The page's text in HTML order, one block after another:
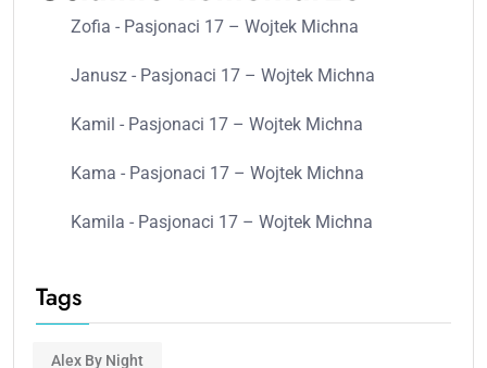
Zofia - Pasjonaci 17 – Wojtek Michna
Janusz - Pasjonaci 17 – Wojtek Michna
Kamil - Pasjonaci 17 – Wojtek Michna
Kama - Pasjonaci 17 – Wojtek Michna
Kamila - Pasjonaci 17 – Wojtek Michna
Tags
Alex By Night